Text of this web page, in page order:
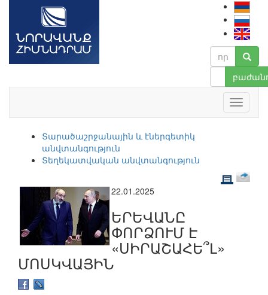
Տարածաշրջանային և էներգետիկ
անվտանգություն
Տեղեկատվական անվտանգություն
22.01.2025
ԵՐԵՎԱՆԸ
ՓՈՐՁՈՒՄ Է
«ՍԻՐԱՇԱՀԵ՞Լ»
ՄՈՍԿՎԱՅԻՆ